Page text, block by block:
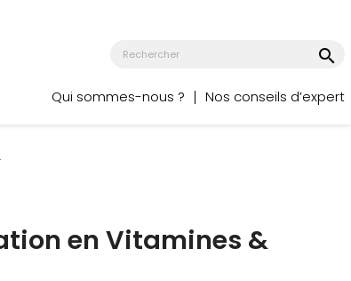
search
Qui sommes-nous ? Nos conseils d’expert
en Vitamines &